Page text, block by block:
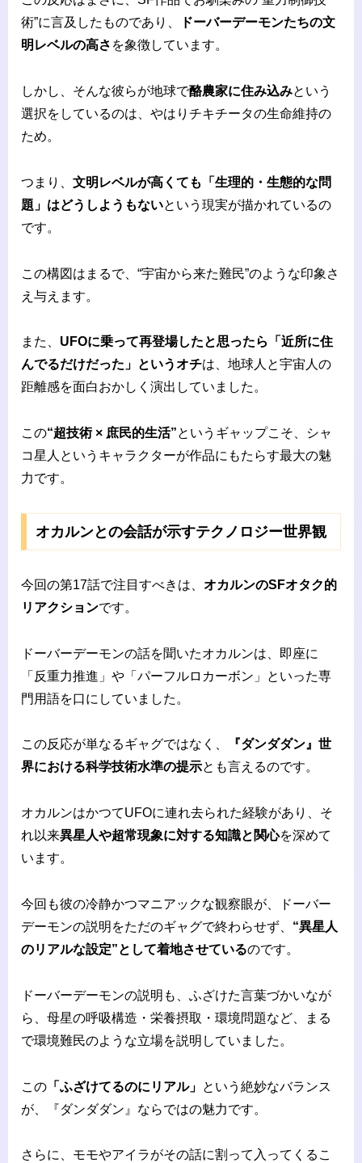
術”に言及したものであり、
ドーバーデーモンたちの文
明レベルの高さ を象徴しています。
しかし、そんな彼らが地球で酪農家に住み込みという
選択をしているのは、やはりチキチータの生命維持の
ため。
つまり、 文明レベルが高くても「生理的・生態的な問
題」はどうしようもないという現実が描かれているの
です。
この構図はまるで、“宇宙から来た難民”のような印象さ
え与えます。
また、 UFOに乗って再登場したと思ったら「近所に住
んでるだけだった」というオチは、地球人と宇宙人の
距離感を面白おかしく演出していました。
この“超技術 × 庶民的生活”というギャップこそ、シャ
コ星人というキャラクターが作品にもたらす最大の魅
力です。
オカルンとの会話が示すテクノロジー世界観
今回の第17話で注目すべきは、 オカルンのSFオタク的
リアクションです。
ドーバーデーモンの話を聞いたオカルンは、即座に
「反重力推進」や「パーフルロカーボン」といった専
門用語を口にしていました。
この反応が単なるギャグではなく、
『ダンダダン』世
界における科学技術水準の提示とも言えるのです。
オカルンはかつてUFOに連れ去られた経験があり、そ
れ以来異星人や超常現象に対する知識と関心を深めて
います。
今回も彼の冷静かつマニアックな観察眼が、ドーバー
デーモンの説明をただのギャグで終わらせず、 “異星人
のリアルな設定”として着地させているのです。
ドーバーデーモンの説明も、ふざけた言葉づかいなが
ら、母星の呼吸構造・栄養摂取・環境問題など、まる
で環境難民のような立場を説明していました。
この 「ふざけてるのにリアル」 という絶妙なバランス
が、『ダンダダン』ならではの魅力です。
さらに、モモやアイラがその話に割って入ってくるこ